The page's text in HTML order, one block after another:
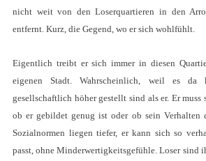
nicht weit von den Loserquartieren in den
entfernt. Kurz, die Gegend, wo er sich wohlfühlt.
Eigentlich treibt er sich immer in diesen
eigenen Stadt. Wahrscheinlich, weil es
gesellschaftlich höher gestellt sind als er. Er muss
ob er gebildet genug ist oder ob sein Verhalten
Sozialnormen liegen tiefer, er kann sich so
passt, ohne Minderwertigkeitsgefühle. Loser sind